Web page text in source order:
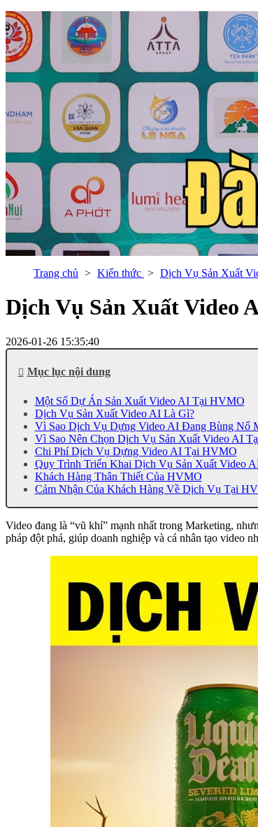
Trang chủ Kiến thức Dịch Vụ Sản Xuất
Dịch Vụ Sản Xuất Video
2026-01-26 15:35:40
Mục lục nội dung
Một Số Dự Án Sản Xuất Video AI Tại HVMO
Dịch Vụ Sản Xuất Video AI Là Gì?
Vì Sao Dịch Vụ Dựng Video AI Đang Bùng Nổ
Vì Sao Nên Chọn Dịch Vụ Sản Xuất Video AI
Chi Phí Dịch Vụ Dựng Video AI Tại HVMO
Quy Trình Triển Khai Dịch Vụ Sản Xuất Video
Khách Hàng Thân Thiết Của HVMO
Cảm Nhận Của Khách Hàng Về Dịch Vụ Tại
Video đang là “vũ khí” mạnh nhất trong Marketing,
pháp đột phá, giúp doanh nghiệp và cá nhân tạo video